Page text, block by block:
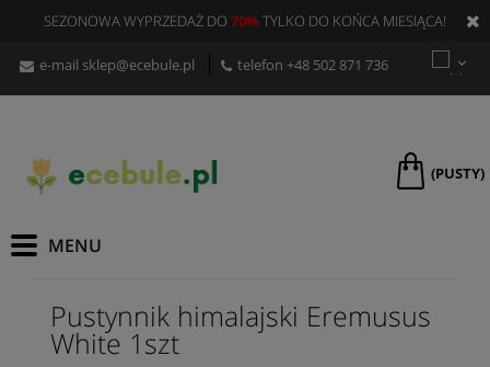
SEZONOWA WYPRZEDAŻ DO 70%TYLKO DO KOŃCA MIESIĄCA!
e-mail sklep@ecebule.pl telefon +48 502 871 736
(PUSTY)
Pustynnik himalajski Eremusus
White 1szt